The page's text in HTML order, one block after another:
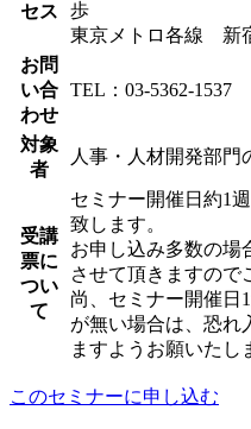
セス
歩
東京メトロ各線 新
お問
い合
わせ
TEL：03-5362-
対象
者
人事・人材開発部門
受講
票に
つい
て
セミナー開催日約1
致します。
お申し込み多数の場
させて頂きますので
尚、セミナー開催日
が無い場合は、恐れ
ますようお願いたし
このセミナーに申し込む